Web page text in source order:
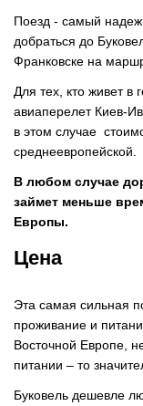
Поезд - самый
добраться до
Франковске на
Для тех, кто живет в
авиаперелет Киев-
в этом случае
среднеевропейской.
В любом случае
займет меньше
Европы.
Цена
Эта самая сильная
проживание и
Восточной Европе,
питании – то
Буковель дешевле